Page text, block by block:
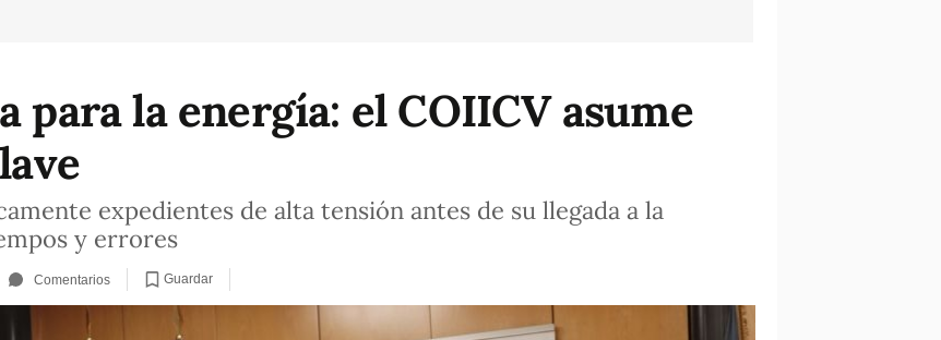
para la energía: el COIICV asume
expedientes de alta tensión antes de su llegada a la
y errores
Comentarios Guardar